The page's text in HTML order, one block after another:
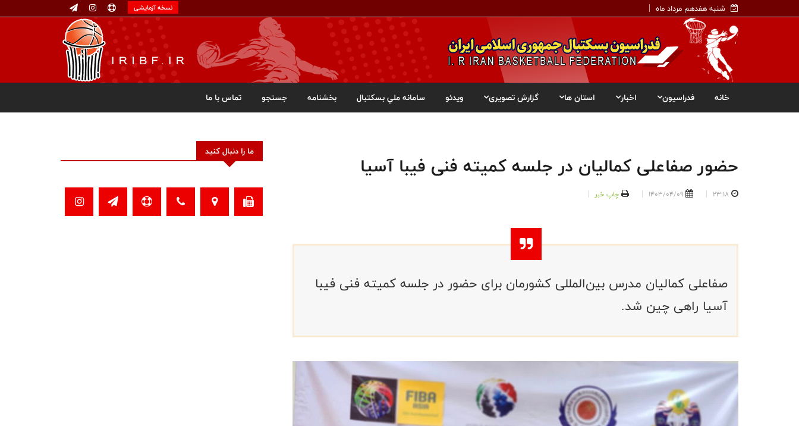
شنبه هفدهم مرداد ماه نسخه آزمایشی
خانه فدراسیون اخبار استان ها گزارش تصویری ویدئو سامانه ملي بسکتبال بخشنامه جستجو تماس با ما
حضور صفاعلی کمالیان در جلسه کمیته فنی فیبا آسیا
23:18
1403/04/09 چاپ خبر
صفاعلی کمالیان مدرس بین‌المللی کشورمان برای حضور در جلسه کمیته فنی فیبا
آسیا راهی چین شد.
ما را دنبال کنید